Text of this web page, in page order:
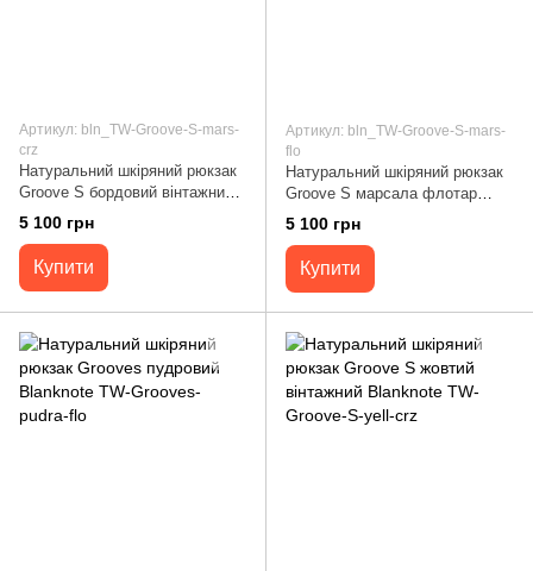
Артикул: bln_TW-Groove-S-mars-
crz
Натуральний шкіряний рюкзак
Groove S бордовий вінтажний
Blanknote TW-Groove-S-mars-
5 100 грн
Купити
Артикул: bln_TW-Groove-S-mars-
flo
Натуральний шкіряний рюкзак
Groove S марсала флотар
Blanknote TW-Groove-S-mars-flo
5 100 грн
Купити